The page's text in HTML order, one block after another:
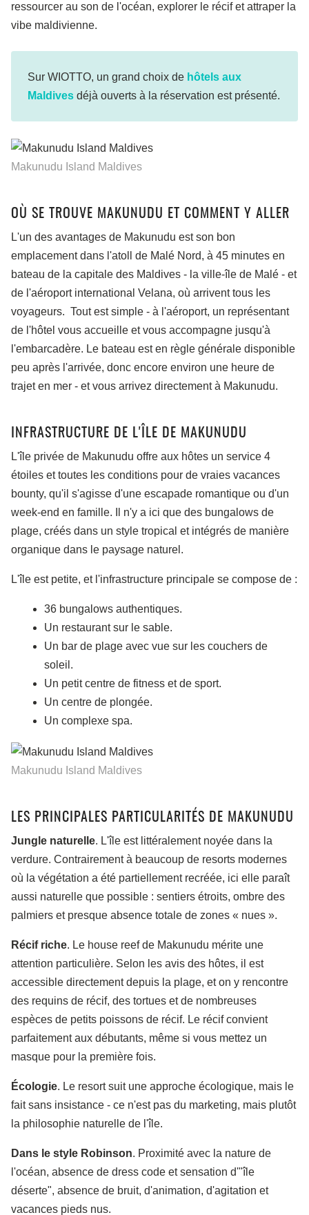
ressourcer au son de l'océan, explorer le récif et attraper la
vibe maldivienne.
Sur WIOTTO, un grand choix de hôtels aux
Maldives déjà ouverts à la réservation est présenté.
Makunudu Island Maldives
OÙ SE TROUVE MAKUNUDU ET COMMENT Y ALLER
L'un des avantages de Makunudu est son bon
emplacement dans l'atoll de Malé Nord, à 45 minutes en
bateau de la capitale des Maldives - la ville-île de Malé - et
de l'aéroport international Velana, où arrivent tous les
voyageurs. Tout est simple - à l'aéroport, un représentant
de l'hôtel vous accueille et vous accompagne jusqu'à
l'embarcadère. Le bateau est en règle générale disponible
peu après l'arrivée, donc encore environ une heure de
trajet en mer - et vous arrivez directement à Makunudu.
INFRASTRUCTURE DE L'ÎLE DE MAKUNUDU
L'île privée de Makunudu offre aux hôtes un service 4
étoiles et toutes les conditions pour de vraies vacances
bounty, qu'il s'agisse d'une escapade romantique ou d'un
week-end en famille. Il n'y a ici que des bungalows de
plage, créés dans un style tropical et intégrés de manière
organique dans le paysage naturel.
L'île est petite, et l'infrastructure principale se compose de :
36 bungalows authentiques.
Un restaurant sur le sable.
Un bar de plage avec vue sur les couchers de
soleil.
Un petit centre de fitness et de sport.
Un centre de plongée.
Un complexe spa.
Makunudu Island Maldives
LES PRINCIPALES PARTICULARITÉS DE MAKUNUDU
Jungle naturelle. L'île est littéralement noyée dans la
verdure. Contrairement à beaucoup de resorts modernes
où la végétation a été partiellement recréée, ici elle paraît
aussi naturelle que possible : sentiers étroits, ombre des
palmiers et presque absence totale de zones « nues ».
Récif riche. Le house reef de Makunudu mérite une
attention particulière. Selon les avis des hôtes, il est
accessible directement depuis la plage, et on y rencontre
des requins de récif, des tortues et de nombreuses
espèces de petits poissons de récif. Le récif convient
parfaitement aux débutants, même si vous mettez un
masque pour la première fois.
Écologie. Le resort suit une approche écologique, mais le
fait sans insistance - ce n'est pas du marketing, mais plutôt
la philosophie naturelle de l'île.
Dans le style Robinson. Proximité avec la nature de
l'océan, absence de dress code et sensation d'"île
déserte", absence de bruit, d'animation, d'agitation et
vacances pieds nus.